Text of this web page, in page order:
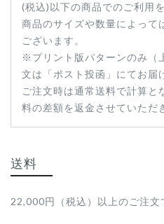
(税込)以下の商品でのご利用
商品のサイズや数量によって
ございます。
※プリント版パターンのみ（
文は「ポスト投函」にてお届
ご注文時は通常送料で計算と
料の差額を返金させていただ
送料
22,000円（税込）以上のご注文